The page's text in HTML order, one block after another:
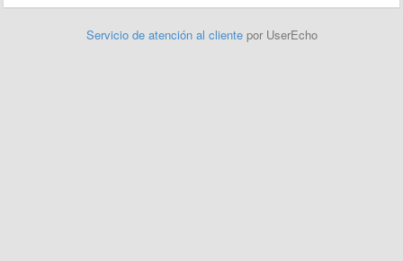
Servicio de atención al cliente por UserEcho